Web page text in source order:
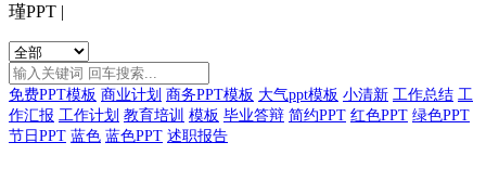
瑾PPT |
免费PPT模板 商业计划 商务PPT模板 大气ppt模板 小清新 工作总结 工
作汇报 工作计划 教育培训 模板 毕业答辩 简约PPT 红色PPT 绿色PPT
节日PPT 蓝色 蓝色PPT 述职报告